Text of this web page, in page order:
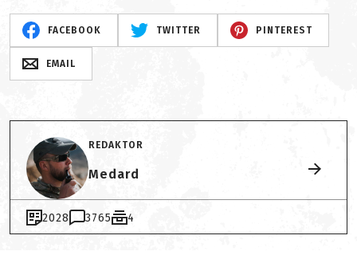
FACEBOOK TWITTER PINTEREST
EMAIL
REDAKTOR
Medard
2028 3765 4